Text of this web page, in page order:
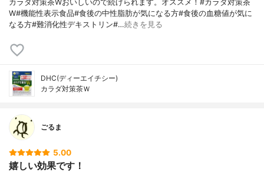
カラダ対策茶Wおいしいので続けられます。オススメ！#カラダ対策茶
W#機能性表示食品#食後の中性脂肪が気になる方#食後の血糖値が気に
なる方#難消化性デキストリン#…続きを見る
DHC(ディーエイチシー)
カラダ対策茶Ｗ
ごるま
5.00
嬉しい効果です！